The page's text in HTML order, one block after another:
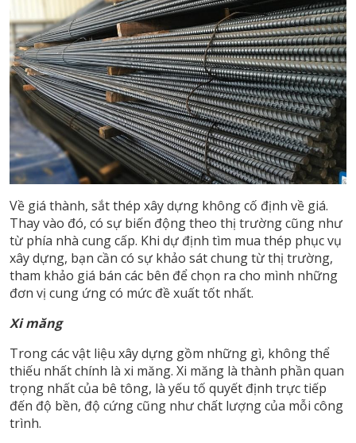
Về giá thành, sắt thép xây dựng không cố định về giá.
Thay vào đó, có sự biến động theo thị trường cũng như
từ phía nhà cung cấp. Khi dự định tìm mua thép phục vụ
xây dựng, bạn cần có sự khảo sát chung từ thị trường,
tham khảo giá bán các bên để chọn ra cho mình những
đơn vị cung ứng có mức đề xuất tốt nhất.
Xi măng
Trong các vật liệu xây dựng gồm những gì, không thể
thiếu nhất chính là xi măng. Xi măng là thành phần quan
trọng nhất của bê tông, là yếu tố quyết định trực tiếp
đến độ bền, độ cứng cũng như chất lượng của mỗi công
trình.